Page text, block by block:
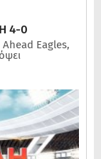
4-0
Eagles,